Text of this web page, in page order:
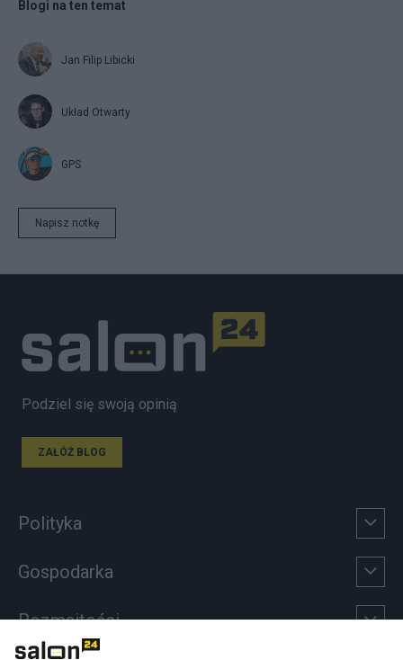
Blogi na ten temat
Jan Filip Libicki
Układ Otwarty
GPS
Napisz notkę
Podziel się swoją opinią
ZAŁÓŻ BLOG
Polityka
Gospodarka
Rozmaitości